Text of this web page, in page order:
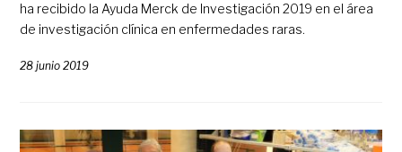
ha recibido la Ayuda Merck de Investigación 2019 en el área
de investigación clínica en enfermedades raras.
28 junio 2019